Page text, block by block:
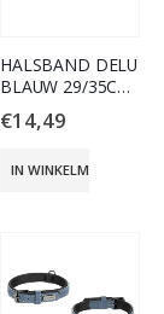
HALSBAND DELU
BLAUW 29/35CM
15MM
€14,49
IN WINKELMAND